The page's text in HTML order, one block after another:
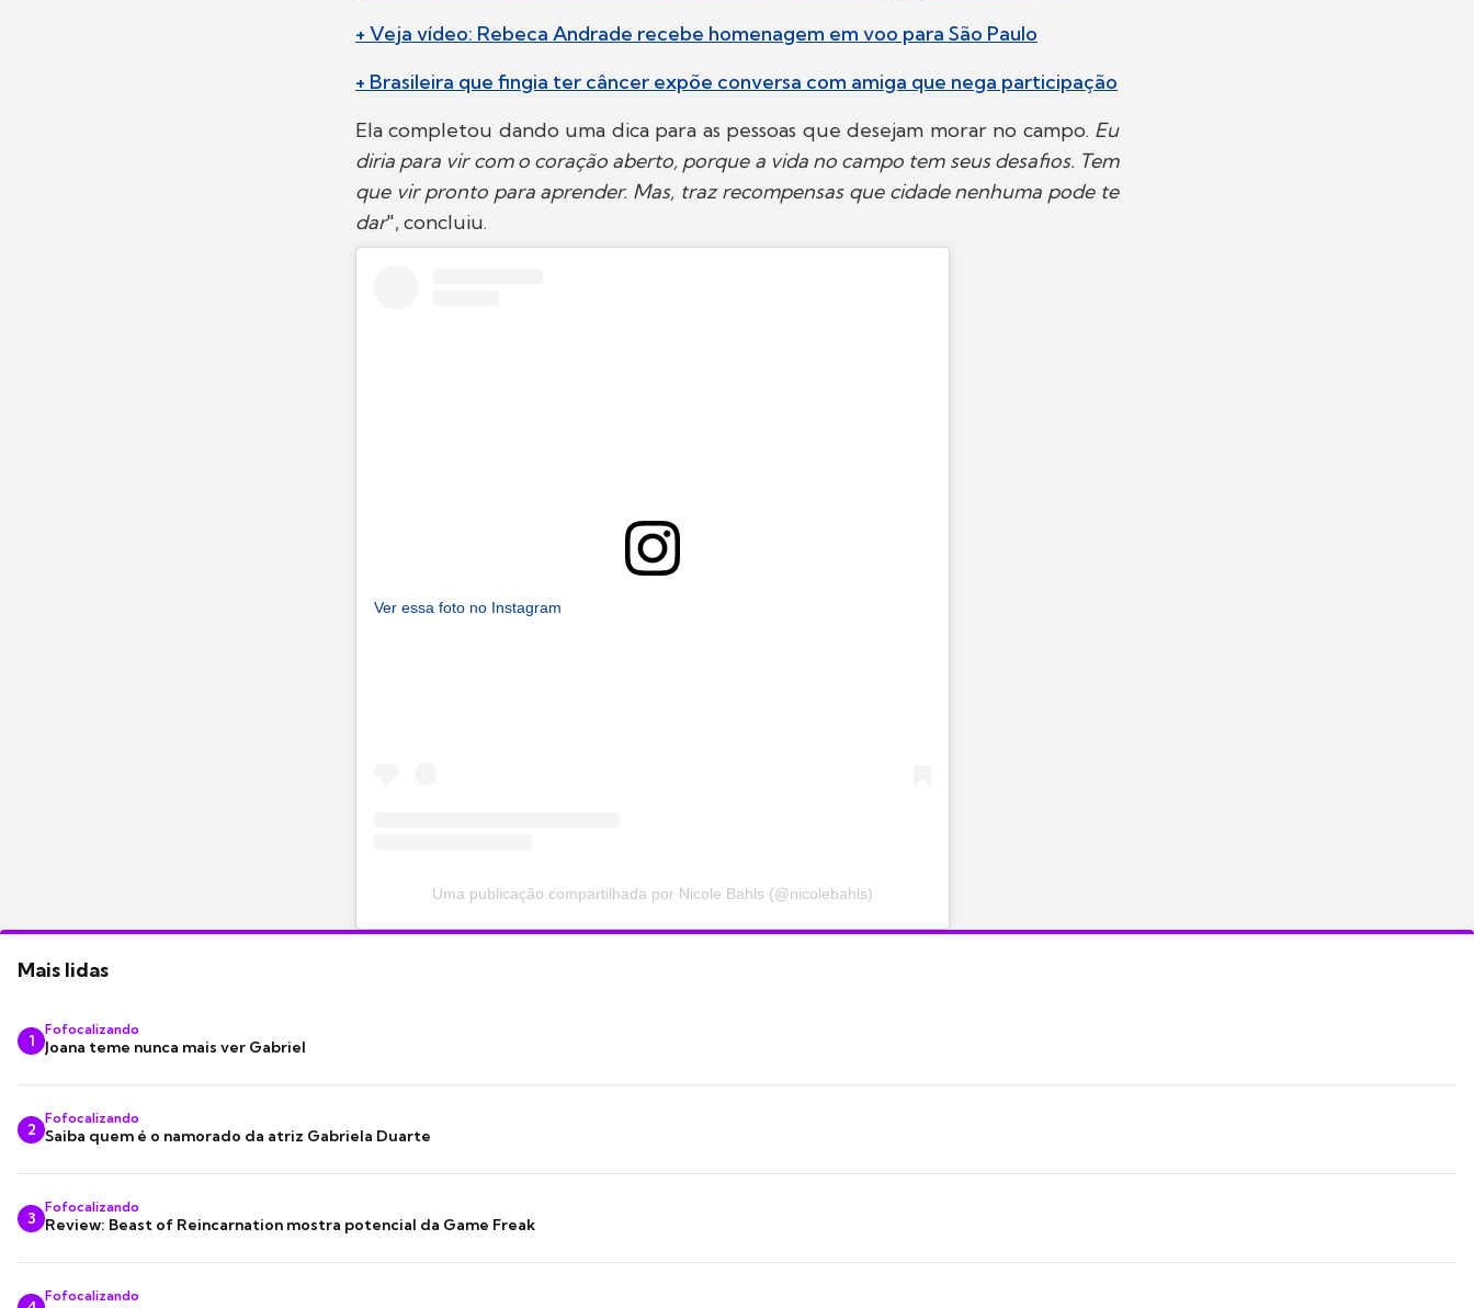
+ Veja vídeo: Rebeca Andrade recebe homenagem em voo para São Paulo
+ Brasileira que fingia ter câncer expõe conversa com amiga que nega participação
Ela completou dando uma dica para as pessoas que desejam morar no campo. Eu
diria para vir com o coração aberto, porque a vida no campo tem seus desafios. Tem
que vir pronto para aprender. Mas, traz recompensas que cidade nenhuma pode te
dar", concluiu.
Ver essa foto no Instagram
Uma publicação compartilhada por Nicole Bahls (@nicolebahls)
Mais lidas
1
Fofocalizando
Joana teme nunca mais ver Gabriel
2
Fofocalizando
Saiba quem é o namorado da atriz Gabriela Duarte
3
Fofocalizando
Review: Beast of Reincarnation mostra potencial da Game Freak
Fofocalizando